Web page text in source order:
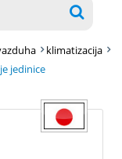

klimatizacija
jedinice